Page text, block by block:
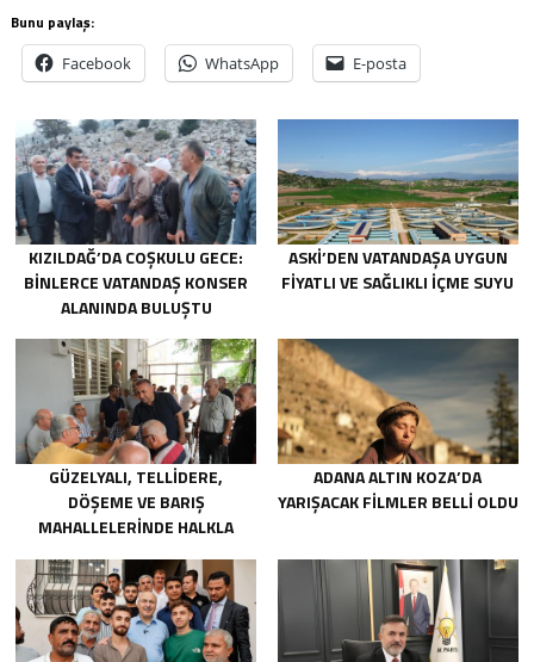
Bunu paylaş:
Facebook WhatsApp E-posta
KIZILDAĞ’DA COŞKULU GECE:
BINLERCE VATANDAŞ KONSER
ALANINDA BULUŞTU
ASKİ’DEN VATANDAŞA UYGUN
FIYATLI VE SAĞLIKLI IÇME SUYU
GÜZELYALI, TELLIDERE,
DÖŞEME VE BARIŞ
MAHALLELERINDE HALKLA
ADANA ALTIN KOZA’DA
YARIŞACAK FILMLER BELLI OLDU